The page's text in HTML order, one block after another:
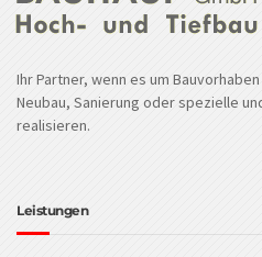
Ihr Partner, wenn es um
Neubau, Sanierung oder spezielle
realisieren.
Leistungen